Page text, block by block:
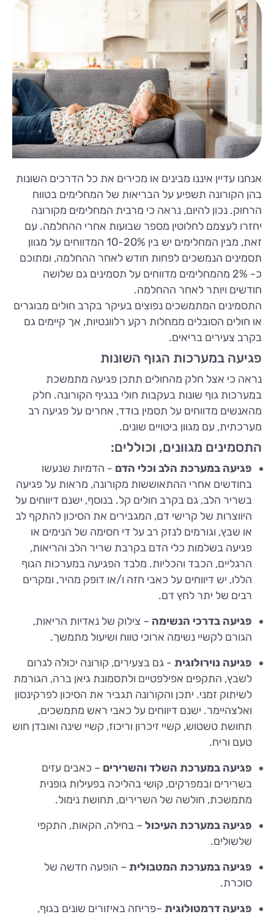
אנחנו עדיין איננו מבינים או מכירים את כל הדרכים השונות
בהן הקורונה תשפיע על הבריאות של המחלימים בטווח
הרחוק. נכון להיום, נראה כי מרבית המחלימים מקורונה
יחזרו לעצמם לחלוטין מספר שבועות אחרי ההחלמה. עם
זאת, מבין המחלימים יש בין 10-20% המדווחים על מגוון
תסמינים הנמשכים לפחות חודש לאחר ההחלמה, ומתוכם
כ- 2% מהמחלימים מדווחים על תסמינים גם שלושה
חודשים ויותר לאחר ההחלמה.
התסמינים המתמשכים נפוצים בעיקר בקרב חולים מבוגרים
או חולים הסובלים ממחלות רקע רלוונטיות, אך קיימים גם
בקרב צעירים בריאים.
פגיעה במערכות הגוף השונות
נראה כי אצל חלק מהחולים תתכן פגיעה מתמשכת
במערכות גוף שונות בעקבות חולי בנגיף הקורונה. חלק
מהאנשים מדווחים על תסמין בודד, אחרים על פגיעה רב
מערכתית, עם מגוון ביטויים שונים.
התסמינים מגוונים, וכוללים:
פגיעה במערכת הלב וכלי הדם - הדמיות שנעשו
בחודשים אחרי ההתאוששות מקורונה, מראות על פגיעה
בשריר הלב, גם בקרב חולים קל. בנוסף, ישנם דיווחים על
היווצרות של קרישי דם, המגבירים את הסיכון להתקף לב
או שבץ, וגורמים לנזק רב על די חסימה של הנימים או
פגיעה בשלמות כלי הדם בקרבת שריר הלב והריאות,
הרגליים, הכבד והכליות. מלבד הפגיעה במערכות הגוף
הללו, יש דיווחים על כאבי חזה ו/או דופק מהיר, ומקרים
רבים של יתר לחץ דם.
פגיעה בדרכי הנשימה – צילוק של נאדיות הריאות,
הגורם לקשיי נשימה ארוכי טווח ושיעול מתמשך.
פגיעה נוירולוגית - גם בצעירים, קורונה יכולה לגרום
לשבץ, התקפים אפילפטיים ולתסמונת גיאן ברה, הגורמת
לשיתוק זמני. יתכן והקורונה תגביר את הסיכון לפרקינסון
ואלצהיימר. ישנם דיווחים על כאבי ראש מתמשכים,
תחושת טשטוש, קשיי זיכרון וריכוז, קשיי שינה ואובדן חוש
טעם וריח.
פגיעה במערכת השלד והשרירים – כאבים עזים
בשרירים ובמפרקים, קושי בהליכה בפעילות גופנית
מתמשכת, חולשה של השרירים, תחושת נימול.
פגיעה במערכת העיכול – בחילה, הקאות, התקפי
שלשולים.
פגיעה במערכת המטבולית – הופעה חדשה של
סוכרת.
פגיעה דרמטולוגית –פריחה באיזורים שונים בגוף,